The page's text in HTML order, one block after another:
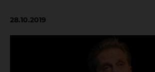
28.10.2019